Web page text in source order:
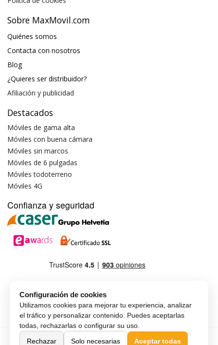
Sobre MaxMovil.com
Quiénes somos
Contacta con nosotros
Blog
¿Quieres ser distribuidor?
Afiliación y publicidad
Destacados
Móviles de gama alta
Móviles con buena cámara
Móviles sin marcos
Móviles de 6 pulgadas
Móviles todoterreno
Móviles 4G
Confianza y seguridad
Copyright © MAX-G-MOBILE, SLU Español
Configuración de cookies
Utilizamos cookies para mejorar tu experiencia, analizar
el tráfico y personalizar contenido. Puedes aceptarlas
todas, rechazarlas o configurar su uso.
Rechazar
Solo necesarias Aceptar todas